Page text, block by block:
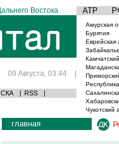
Востока АТР
09 Августа, 03:44 |
| RSS |
Амурская
Бурятия
Еврейская
Чукотский
главная